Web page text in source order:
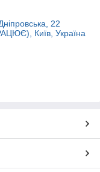
22
Київ, Україна